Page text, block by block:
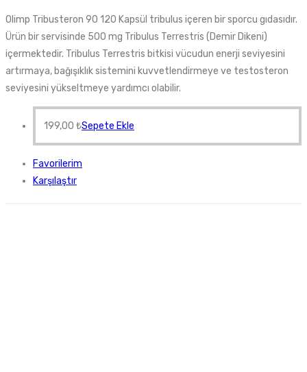
Olimp Tribusteron 90 120 Kapsül tribulus içeren bir sporcu gıdasıdır.
Ürün bir servisinde 500 mg Tribulus Terrestris (Demir Dikeni)
içermektedir. Tribulus Terrestris bitkisi vücudun enerji seviyesini
artırmaya, bağışıklık sistemini kuvvetlendirmeye ve testosteron
seviyesini yükseltmeye yardımcı olabilir.
199,00 ₺Sepete Ekle
Favorilerim
Karşılaştır